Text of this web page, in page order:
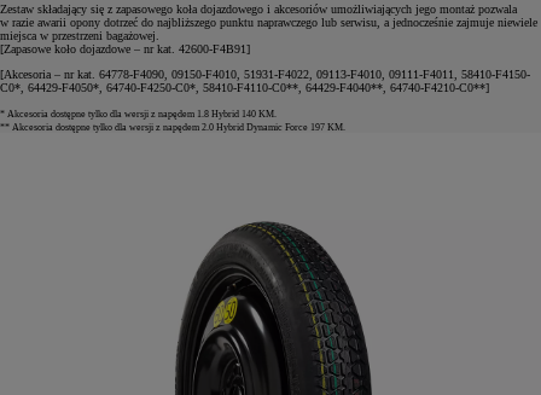
Zestaw składający się z zapasowego koła dojazdowego i akcesoriów umożliwiających jego montaż pozwala
w razie awarii opony dotrzeć do najbliższego punktu naprawczego lub serwisu, a jednocześnie zajmuje niewiele
miejsca w przestrzeni bagażowej.
[Zapasowe koło dojazdowe – nr kat. 42600-F4B91]
[Akcesoria – nr kat. 64778-F4090, 09150-F4010, 51931-F4022, 09113-F4010, 09111-F4011, 58410-F4150-
C0*, 64429-F4050*, 64740-F4250-C0*, 58410-F4110-C0**, 64429-F4040**, 64740-F4210-C0**]
* Akcesoria dostępne tylko dla wersji z napędem 1.8 Hybrid 140 KM.
** Akcesoria dostępne tylko dla wersji z napędem 2.0 Hybrid Dynamic Force 197 KM.